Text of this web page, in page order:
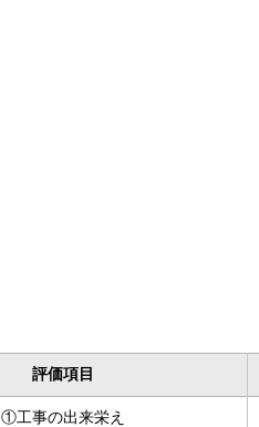
評価項目
①工事の出来栄え